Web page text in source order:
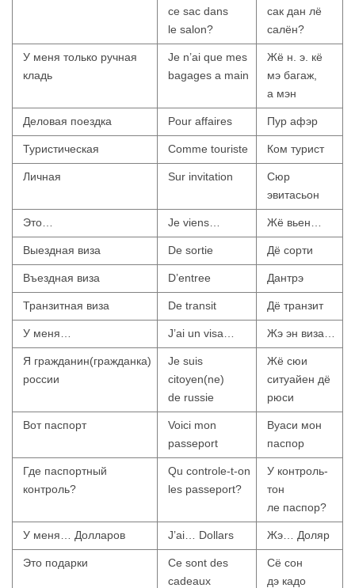
ce sac dans
le salon?
сак дан лё
салён?
У меня только ручная
кладь
Je n’ai que mes
bagages a main
Жё н. э. кё
мэ багаж,
а мэн
Деловая поездка Pour affaires Пур афэр
Туристическая Comme touriste Ком турист
Личная Sur invitation
Сюр
эвитасьон
Это… Je viens… Жё вьен…
Выездная виза De sortie Дё сорти
Въездная виза D’entree Дантрэ
Транзитная виза De transit Дё транзит
У меня… J’ai un visa… Жэ эн виза…
Я гражданин(гражданка)
россии
Je suis
citoyen(ne)
de russie
Жё сюи
ситуайен дё
рюси
Вот паспорт
Voici mon
passeport
Вуаси мон
паспор
Где паспортный
контроль?
Qu controle-t-on
les passeport?
У контроль-
тон
ле паспор?
У меня… Долларов J’ai… Dollars Жэ… Доляр
Это подарки
Ce sont des
cadeaux
Сё сон
дэ кадо